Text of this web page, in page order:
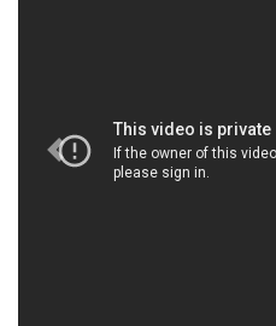
Previous